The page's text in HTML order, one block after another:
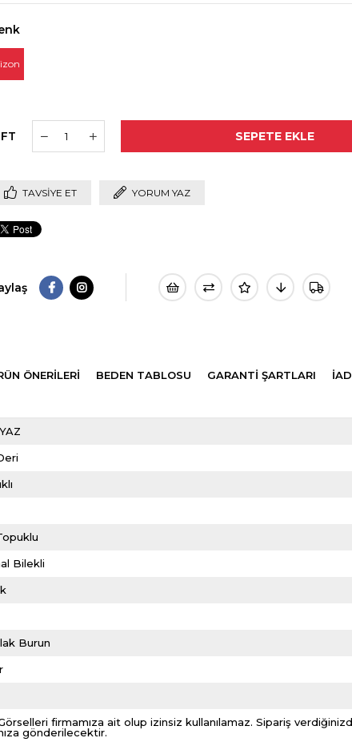
TAVSIYE ET YORUM YAZ
ÖNERILERI BEDEN TABLOSU GARANTİ ŞARTLARI
Bilekli
Burun
firmamıza ait olup izinsiz kullanılamaz. Sipariş
gönderilecektir.